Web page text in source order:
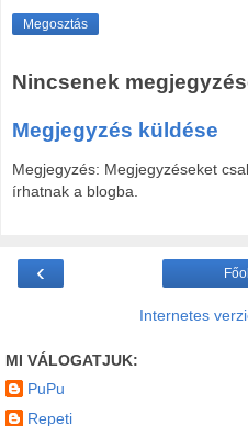
Megosztás
Nincsenek
Megjegyzés küldése
Megjegyzés: Megjegyzéseket
írhatnak a blogba.
‹
Internetes
MI VÁLOGATJUK:
PuPu
Repeti